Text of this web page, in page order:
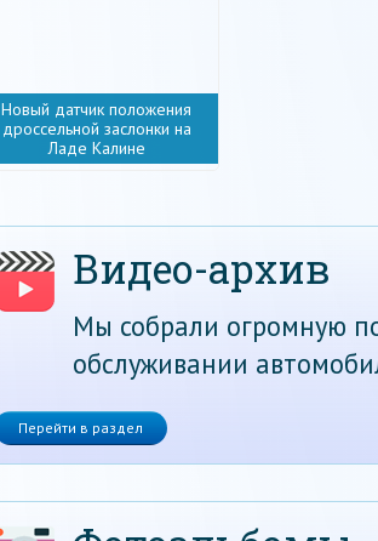
Новый датчик положения
дроссельной заслонки на
Ладе Калине
Видео-архив
Мы собрали огромную
обслуживании
Перейти в раздел